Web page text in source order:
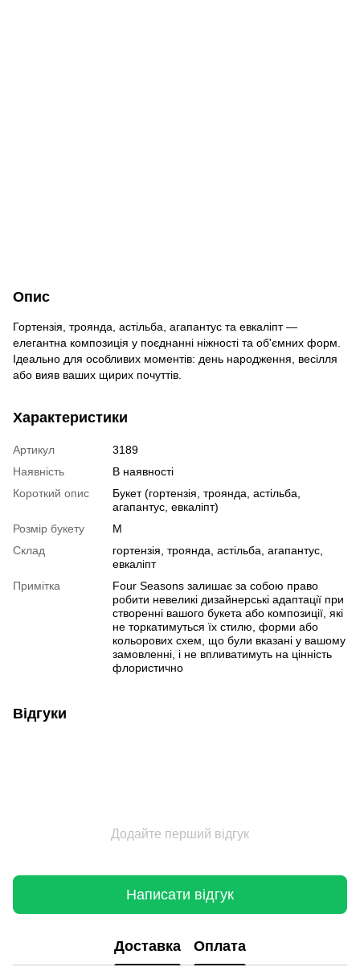
Опис
Гортензія, троянда, астільба, агапантус та евкаліпт —
елегантна композиція у поєднанні ніжності та об'ємних форм.
Ідеально для особливих моментів: день народження, весілля
або вияв ваших щирих почуттів.
Характеристики
Артикул
3189
Наявність
В наявності
Короткий опис
Букет (гортензія, троянда, астільба,
агапантус, евкаліпт)
Розмір букету
M
Склад
гортензія, троянда, астільба, агапантус,
евкаліпт
Примітка
Four Seasons залишає за собою право
робити невеликі дизайнерські адаптації при
створенні вашого букета або композиції, які
не торкатимуться їх стилю, форми або
кольорових схем, що були вказані у вашому
замовленні, і не впливатимуть на цінність
флористично
Відгуки
Додайте перший відгук
Написати відгук
Доставка Оплата